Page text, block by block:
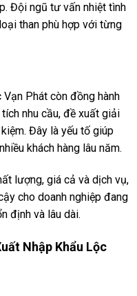
Đội ngũ tư vấn nhiệt tình
than phù hợp với từng
Phát còn đồng hành
nhu cầu, đề xuất giải
Đây là yếu tố giúp
khách hàng lâu năm.
lượng, giá cả và dịch vụ,
cho doanh nghiệp đang
định và lâu dài.
Nhập Khẩu Lộc